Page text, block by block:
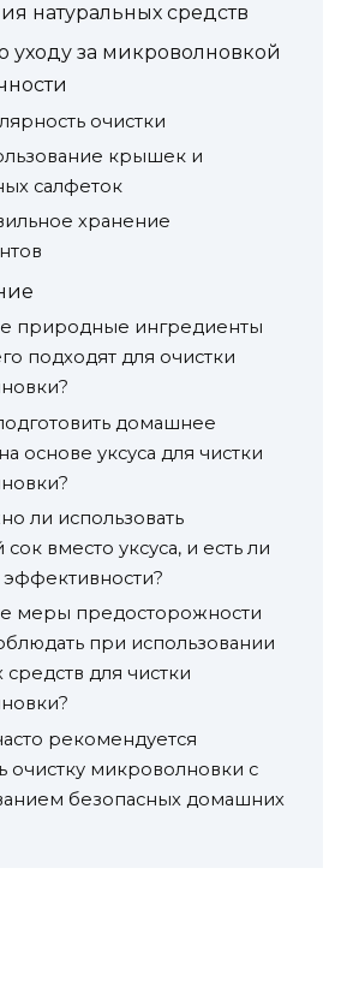
натуральных средств
уходу за микроволновкой
очистки
крышек и
салфеток
хранение
природные ингредиенты
подходят для очистки
домашнее
основе уксуса для чистки
ли использовать
вместо уксуса, и есть ли
эффективности?
меры предосторожности
при использовании
для чистки
рекомендуется
очистку микроволновки с
безопасных домашних